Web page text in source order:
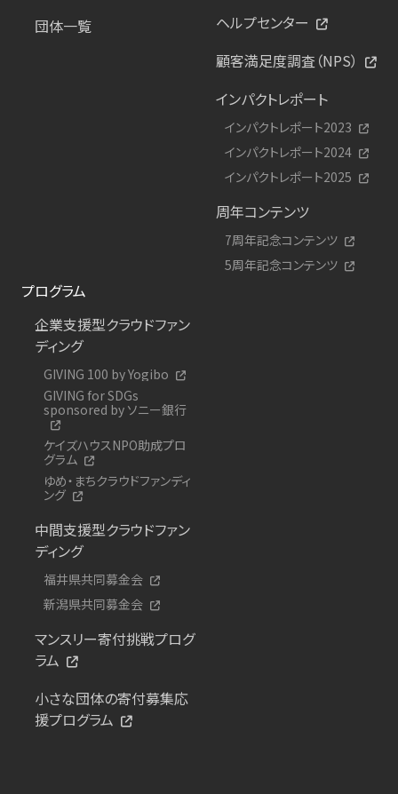
団体一覧
ヘルプセンター
顧客満足度調査（NPS）
インパクトレポート
インパクトレポート2023
インパクトレポート2024
インパクトレポート2025
周年コンテンツ
7周年記念コンテンツ
5周年記念コンテンツ
プログラム
企業支援型クラウドファン
ディング
GIVING 100 by Yogibo
GIVING for SDGs
sponsored by ソニー銀行
ケイズハウスNPO助成プロ
グラム
ゆめ・まちクラウドファンディ
ング
中間支援型クラウドファン
ディング
福井県共同募金会
新潟県共同募金会
マンスリー寄付挑戦プログ
ラム
小さな団体の寄付募集応
援プログラム